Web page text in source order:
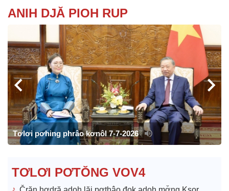
ANIH DJĂ PIOH RUP
Tơlơi pơhing phrâo kơnôl 7-7-2026
TƠLƠI PƠTŎNG VOV4